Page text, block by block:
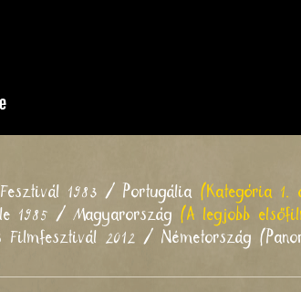
1983 / Portugália (Kategória
1985 / Magyarország (A legjobb
2012 / Németország